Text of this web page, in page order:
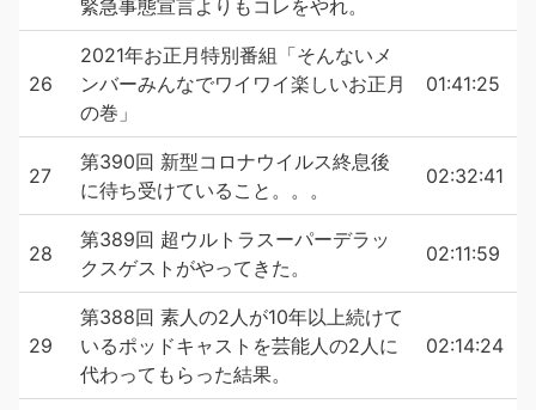
緊急事態宣言よりもコレをやれ。
26
2021年お正月特別番組「そんないメ
ンバーみんなでワイワイ楽しいお正月
の巻」
01:41:25
27
第390回 新型コロナウイルス終息後
に待ち受けていること。。。
02:32:41
28
第389回 超ウルトラスーパーデラッ
クスゲストがやってきた。
02:11:59
29
第388回 素人の2人が10年以上続けて
いるポッドキャストを芸能人の2人に
代わってもらった結果。
02:14:24